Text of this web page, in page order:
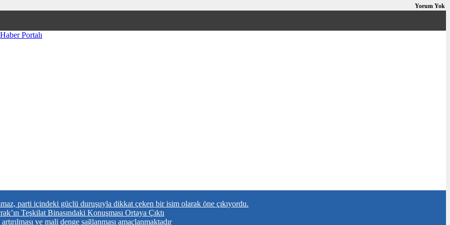
parti içindeki güçlü duruşuyla dikkat çeken bir isim olarak öne çıkıyordu.
Teşkilat Binasındaki Konuşması Ortaya Çıktı
ve mali denge sağlanması amaçlanmaktadır
Yorum Yok